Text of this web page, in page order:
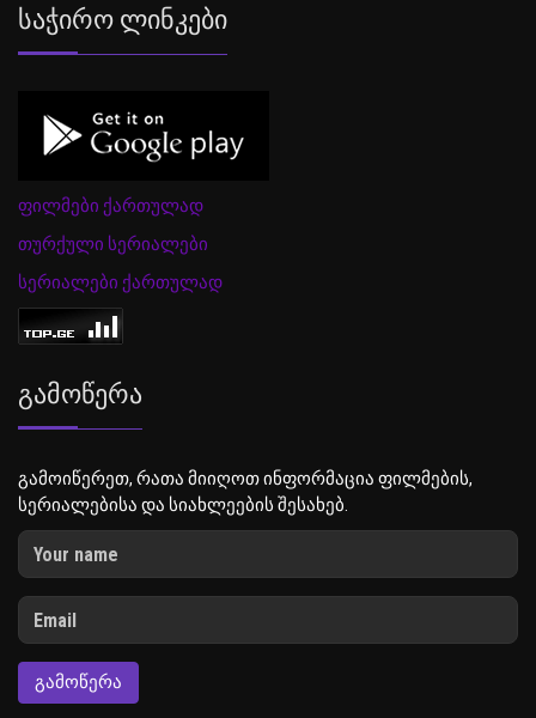
Საჭირო Ლინკები
ფილმები ქართულად
თურქული სერიალები
სერიალები ქართულად
Გამოწერა
გამოიწერეთ, რათა მიიღოთ ინფორმაცია ფილმების,
სერიალებისა და სიახლეების შესახებ.
ᲒᲐᲛᲝᲬᲔᲠᲐ